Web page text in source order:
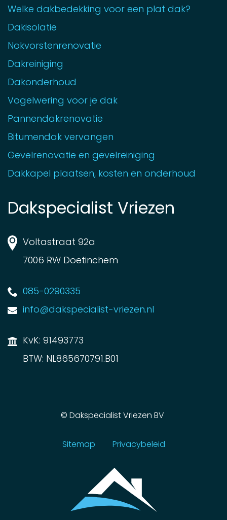
Welke dakbedekking voor een plat dak?
Dakisolatie
Nokvorstenrenovatie
Dakreiniging
Dakonderhoud
Vogelwering voor je dak
Pannendakrenovatie
Bitumendak vervangen
Gevelrenovatie en gevelreiniging
Dakkapel plaatsen, kosten en onderhoud
Dakspecialist Vriezen
Voltastraat 92a
7006 RW Doetinchem
085-0290335
info@dakspecialist-vriezen.nl
KvK: 91493773
BTW: NL865670791.B01
© Dakspecialist Vriezen BV
Sitemap Privacybeleid